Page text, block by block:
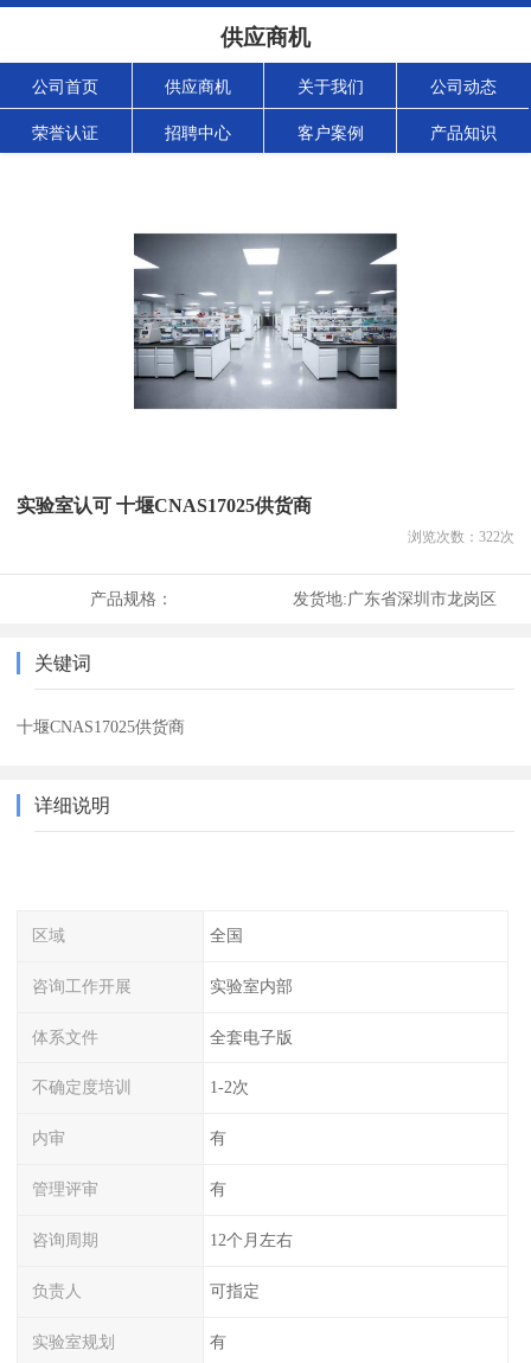
供应商机
公司首页 供应商机 关于我们 公司动态
荣誉认证 招聘中心 客户案例 产品知识
实验室认可 十堰CNAS17025供货商
浏览次数： 322次
产品规格： 发货地:广东省深圳市龙岗区
关键词
十堰CNAS17025供货商
详细说明
区域 全国
咨询工作开展 实验室内部
体系文件 全套电子版
不确定度培训 1-2次
内审 有
管理评审 有
咨询周期 12个月左右
负责人 可指定
实验室规划 有